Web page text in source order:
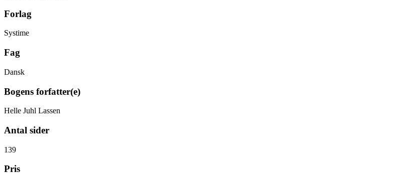
Forlag
Systime
Fag
Dansk
Bogens forfatter(e)
Helle Juhl Lassen
Antal sider
139
Pris